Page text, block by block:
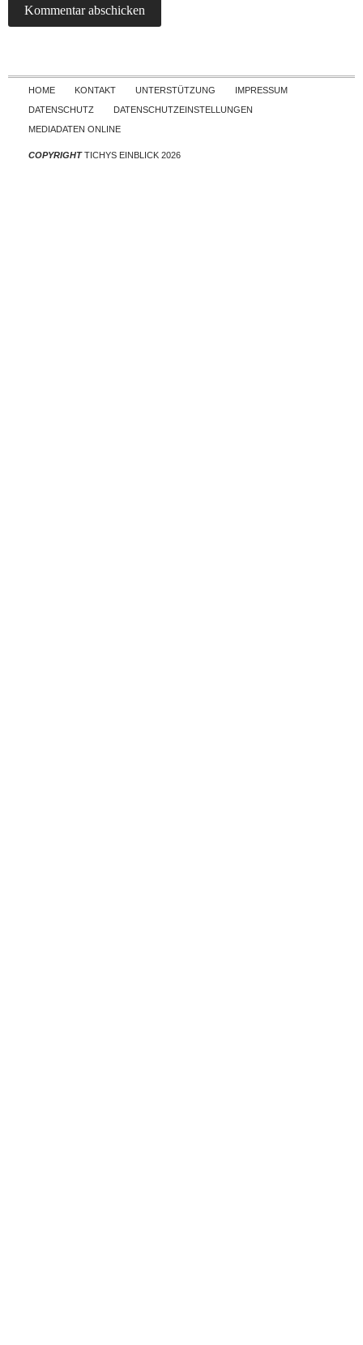
Skip to content
HOME KONTAKT UNTERSTÜTZUNG
IMPRESSUM
DATENSCHUTZ
DATENSCHUTZEINSTELLUNGEN
MEDIADATEN ONLINE
COPYRIGHTTICHYS EINBLICK 2026